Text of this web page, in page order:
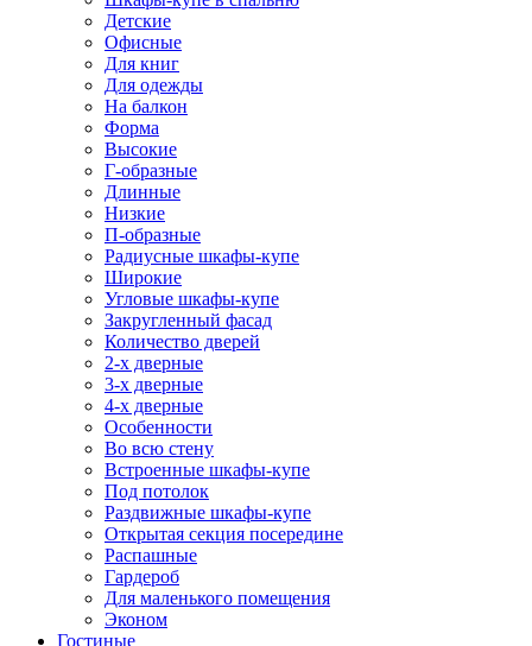
Детские
Офисные
Для книг
Для одежды
На балкон
Форма
Высокие
Г-образные
Длинные
Низкие
П-образные
Радиусные шкафы-купе
Широкие
Угловые шкафы-купе
Закругленный фасад
Количество дверей
2-х дверные
3-х дверные
4-х дверные
Особенности
Во всю стену
Встроенные шкафы-купе
Под потолок
Раздвижные шкафы-купе
Открытая секция посередине
Распашные
Гардероб
Для маленького помещения
Эконом
Гостиные